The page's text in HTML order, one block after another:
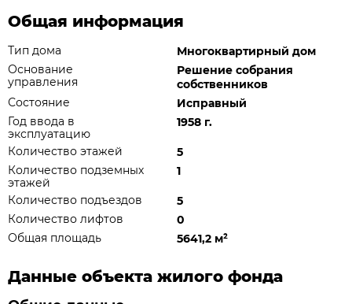
Общая информация
Тип дома
Многоквартирный дом
Основание
управления
Решение собрания
собственников
Состояние
Исправный
Год ввода в
эксплуатацию
1958 г.
Количество этажей
5
Количество подземных
этажей
1
Количество подъездов
5
Количество лифтов
0
Общая площадь
5641,2 м²
Данные объекта жилого фонда